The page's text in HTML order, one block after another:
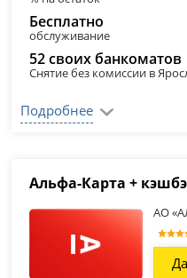
Бесплатно
обслуживание
52 своих банкоматов
Снятие без комиссии в
Подробнее
Альфа‑Карта +
АО